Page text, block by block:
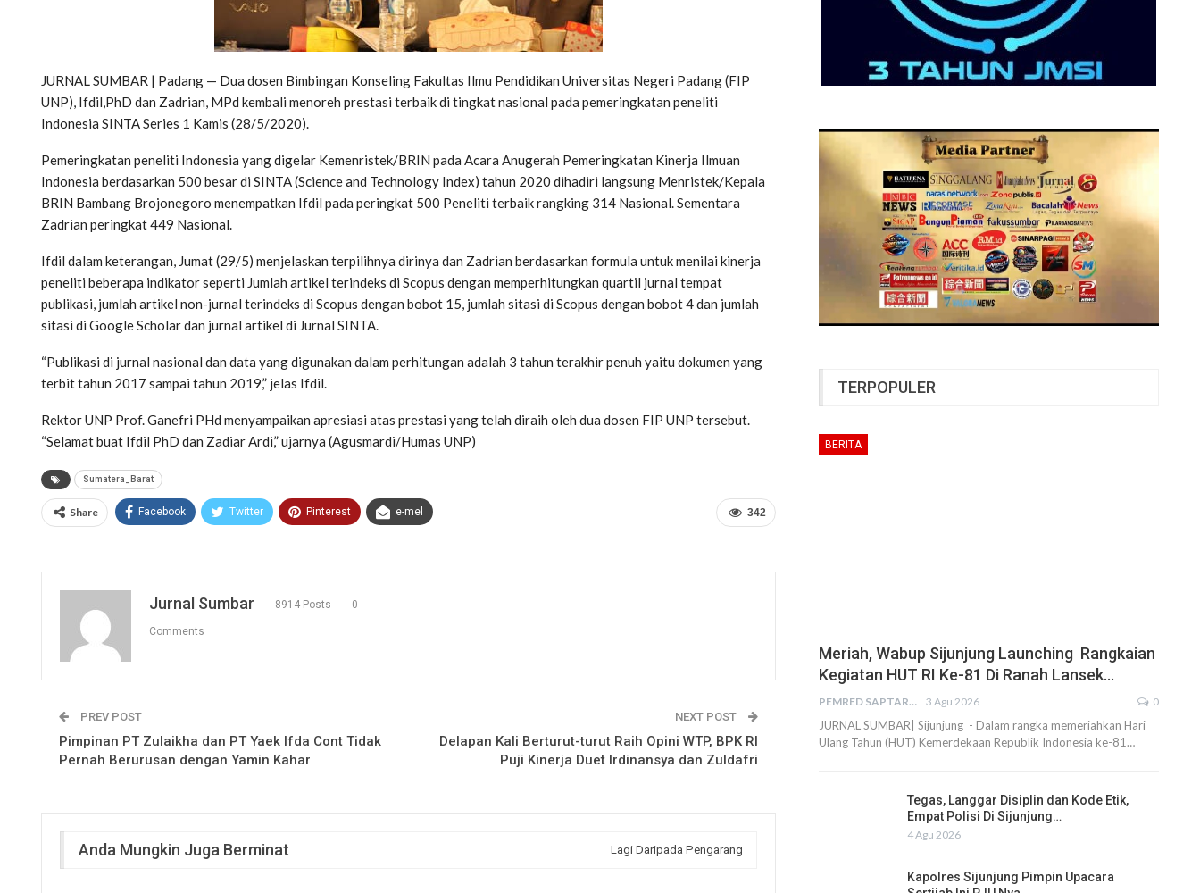
JURNAL SUMBAR | Padang — Dua dosen Bimbingan Konseling Fakultas Ilmu Pendidikan Universitas Negeri Padang (FIP
UNP), Ifdil,PhD dan Zadrian, MPd kembali menoreh prestasi terbaik di tingkat nasional pada pemeringkatan peneliti
Indonesia SINTA Series 1 Kamis (28/5/2020).
Pemeringkatan peneliti Indonesia yang digelar Kemenristek/BRIN pada Acara Anugerah Pemeringkatan Kinerja Ilmuan
Indonesia berdasarkan 500 besar di SINTA (Science and Technology Index) tahun 2020 dihadiri langsung Menristek/Kepala
BRIN Bambang Brojonegoro menempatkan Ifdil pada peringkat 500 Peneliti terbaik rangking 314 Nasional. Sementara
Zadrian peringkat 449 Nasional.
Ifdil dalam keterangan, Jumat (29/5) menjelaskan terpilihnya dirinya dan Zadrian berdasarkan formula untuk menilai kinerja
peneliti beberapa indikator seperti Jumlah artikel terindeks di Scopus dengan memperhitungkan quartil jurnal tempat
publikasi, jumlah artikel non-jurnal terindeks di Scopus dengan bobot 15, jumlah sitasi di Scopus dengan bobot 4 dan jumlah
sitasi di Google Scholar dan jurnal artikel di Jurnal SINTA.
“Publikasi di jurnal nasional dan data yang digunakan dalam perhitungan adalah 3 tahun terakhir penuh yaitu dokumen yang
terbit tahun 2017 sampai tahun 2019,” jelas Ifdil.
Rektor UNP Prof. Ganefri PHd menyampaikan apresiasi atas prestasi yang telah diraih oleh dua dosen FIP UNP tersebut.
“Selamat buat Ifdil PhD dan Zadiar Ardi,” ujarnya (Agusmardi/Humas UNP)
Sumatera_Barat
342
Share Facebook Twitter Pinterest e-mel
Jurnal Sumbar 8914 Posts 0
Comments
PREV POST
Pimpinan PT Zulaikha dan PT Yaek Ifda Cont Tidak
Pernah Berurusan dengan Yamin Kahar
NEXT POST
Delapan Kali Berturut-turut Raih Opini WTP, BPK RI
Puji Kinerja Duet Irdinansya dan Zuldafri
Anda Mungkin Juga Berminat Lagi Daripada Pengarang
TERPOPULER
BERITA
Meriah, Wabup Sijunjung Launching Rangkaian
Kegiatan HUT RI Ke-81 Di Ranah Lansek…
PEMRED SAPTARIUS 3 Agu 2026 0
JURNAL SUMBAR| Sijunjung - Dalam rangka memeriahkan Hari
Ulang Tahun (HUT) Kemerdekaan Republik Indonesia ke-81…
Tegas, Langgar Disiplin dan Kode Etik,
Empat Polisi Di Sijunjung…
4 Agu 2026
Kapolres Sijunjung Pimpin Upacara